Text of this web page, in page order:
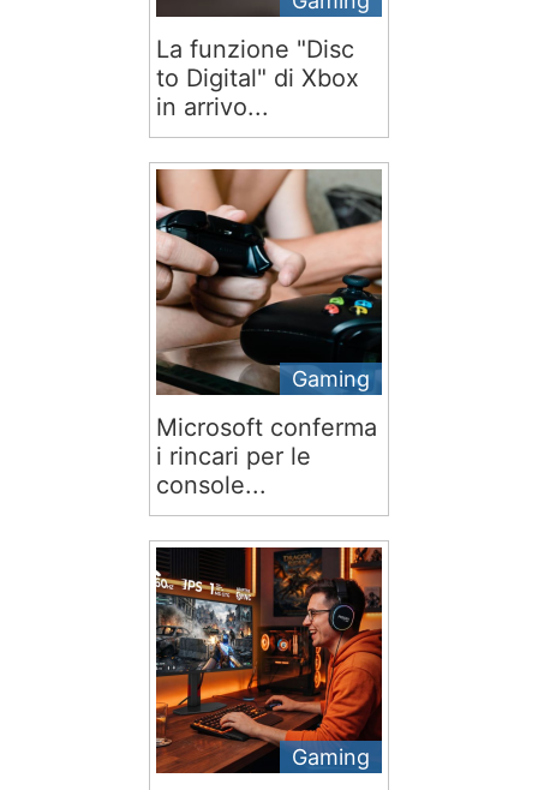
La funzione "Disc
to Digital" di Xbox
in arrivo...
Gaming
Microsoft conferma
i rincari per le
console...
Gaming